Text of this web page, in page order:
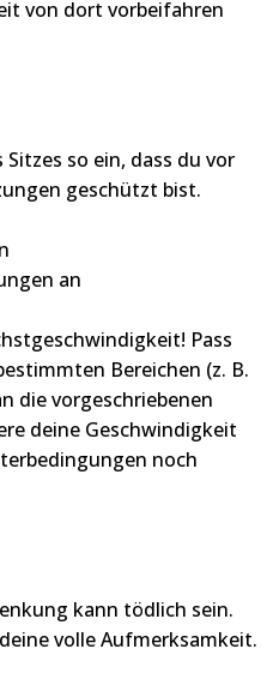
von dort vorbeifahren
so ein, dass du vor
geschützt bist.
an
Pass
Bereichen (z. B.
die vorgeschriebenen
deine Geschwindigkeit
noch
kann tödlich sein.
volle Aufmerksamkeit.